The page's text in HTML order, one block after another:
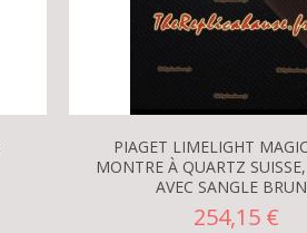
PIAGET LIMELIGHT
MONTRE À QUARTZ
AVEC SANGLE
254,15 €